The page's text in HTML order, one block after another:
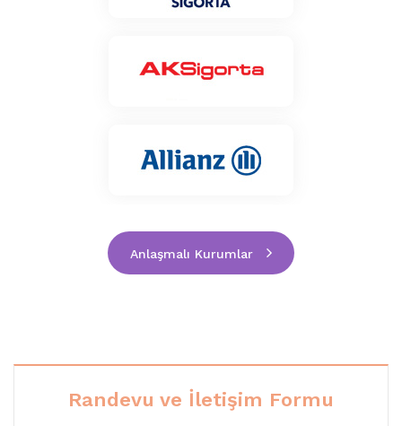
Anlaşmalı Kurumlar
Randevu ve İletişim Formu